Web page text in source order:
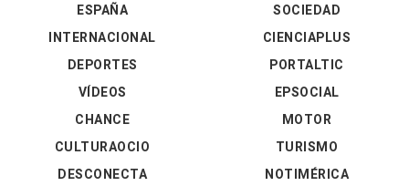
ESPAÑA
INTERNACIONAL
DEPORTES
VÍDEOS
SOCIEDAD
CIENCIAPLUS
PORTALTIC
EPSOCIAL
CHANCE
CULTURAOCIO
DESCONECTA
MOTOR
TURISMO
NOTIMÉRICA